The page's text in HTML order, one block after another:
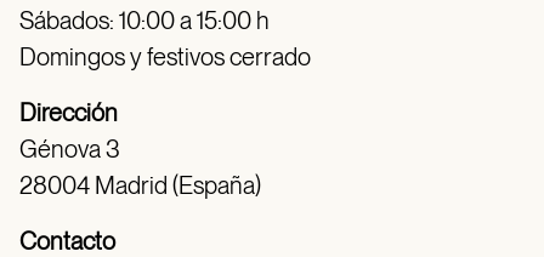
Sábados: 10:00 a 15:00 h
Domingos y festivos cerrado
Dirección
Génova 3
28004 Madrid (España)
Contacto